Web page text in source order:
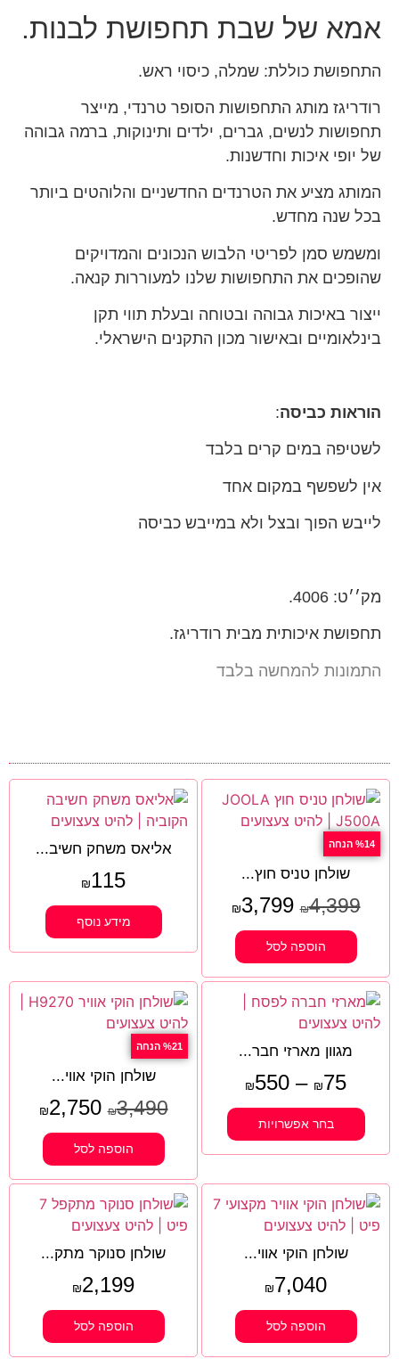
אמא של שבת תחפושת לבנות.
התחפושת כוללת: שמלה, כיסוי ראש.
רודריגז מותג התחפושות הסופר טרנדי, מייצר
תחפושות לנשים, גברים, ילדים ותינוקות, ברמה גבוהה
של יופי איכות וחדשנות.
המותג מציע את הטרנדים החדשניים והלוהטים ביותר
בכל שנה מחדש.
ומשמש סמן לפריטי הלבוש הנכונים והמדויקים
שהופכים את התחפושות שלנו למעוררות קנאה.
ייצור באיכות גבוהה ובטוחה ובעלת תווי תקן
בינלאומיים ובאישור מכון התקנים הישראלי.
הוראות כביסה:
לשטיפה במים קרים בלבד
אין לשפשף במקום אחד
לייבש הפוך ובצל ולא במייבש כביסה
מק׳׳ט: 4006.
תחפושת איכותית מבית רודריגז.
התמונות להמחשה בלבד
%14 הנחה
שולחן טניס חוץ...
₪4,399
₪3,799
הוספה לסל
אליאס משחק חשיב...
₪115
מידע נוסף
מגוון מארזי חבר...
₪75
–
₪550
בחר אפשרויות
%21 הנחה
שולחן הוקי אווי...
₪3,490
₪2,750
הוספה לסל
שולחן הוקי אווי...
₪7,040
הוספה לסל
שולחן סנוקר מתק...
₪2,199
הוספה לסל